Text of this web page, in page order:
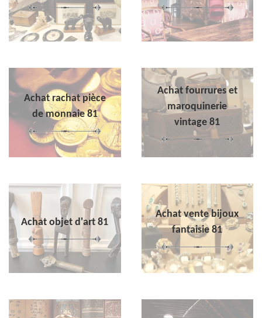
Achat rachat pièce
de monnaie 81
Achat fourrures et
maroquinerie
vintage 81
Achat objet d'art 81
Achat vente bijoux
fantaisie 81